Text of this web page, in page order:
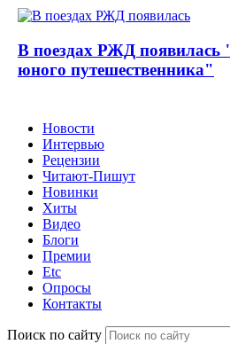
В поездах РЖД появилась
юного путешественника"
Новости
Интервью
Рецензии
Читают-Пишут
Новинки
Хиты
Видео
Блоги
Премии
Etc
Опросы
Контакты
Поиск по сайту